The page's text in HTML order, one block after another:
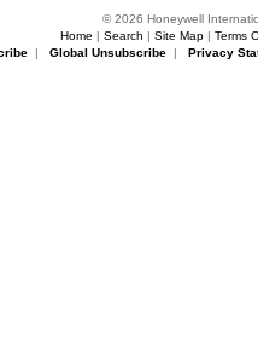
© 2026 Honeywell
Home | Search | Site Map| Terms
| Global Unsubscribe| Privacy